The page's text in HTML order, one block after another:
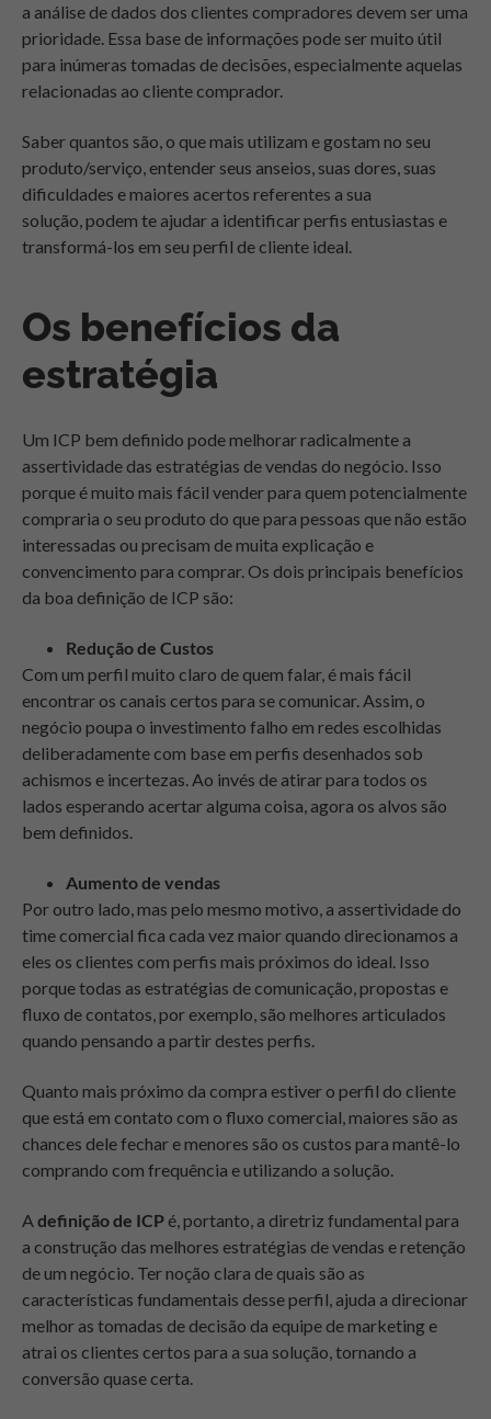
a análise de dados dos clientes compradores devem ser uma
prioridade. Essa base de informações pode ser muito útil
para inúmeras tomadas de decisões, especialmente aquelas
relacionadas ao cliente comprador.
Saber quantos são, o que mais utilizam e gostam no seu
produto/serviço, entender seus anseios, suas dores, suas
dificuldades e maiores acertos referentes a sua
solução, podem te ajudar a identificar perfis entusiastas e
transformá-los em seu perfil de cliente ideal.
Os benefícios da
estratégia
Um ICP bem definido pode melhorar radicalmente a
assertividade das estratégias de vendas do negócio. Isso
porque é muito mais fácil vender para quem potencialmente
compraria o seu produto do que para pessoas que não estão
interessadas ou precisam de muita explicação e
convencimento para comprar. Os dois principais benefícios
da boa definição de ICP são:
Redução de Custos
Com um perfil muito claro de quem falar, é mais fácil
encontrar os canais certos para se comunicar. Assim, o
negócio poupa o investimento falho em redes escolhidas
deliberadamente com base em perfis desenhados sob
achismos e incertezas. Ao invés de atirar para todos os
lados esperando acertar alguma coisa, agora os alvos são
bem definidos.
Aumento de vendas
Por outro lado, mas pelo mesmo motivo, a assertividade do
time comercial fica cada vez maior quando direcionamos a
eles os clientes com perfis mais próximos do ideal. Isso
porque todas as estratégias de comunicação, propostas e
fluxo de contatos, por exemplo, são melhores articulados
quando pensando a partir destes perfis.
Quanto mais próximo da compra estiver o perfil do cliente
que está em contato com o fluxo comercial, maiores são as
chances dele fechar e menores são os custos para mantê-lo
comprando com frequência e utilizando a solução.
A definição de ICP é, portanto, a diretriz fundamental para
a construção das melhores estratégias de vendas e retenção
de um negócio. Ter noção clara de quais são as
características fundamentais desse perfil, ajuda a direcionar
melhor as tomadas de decisão da equipe de marketing e
atrai os clientes certos para a sua solução, tornando a
conversão quase certa.